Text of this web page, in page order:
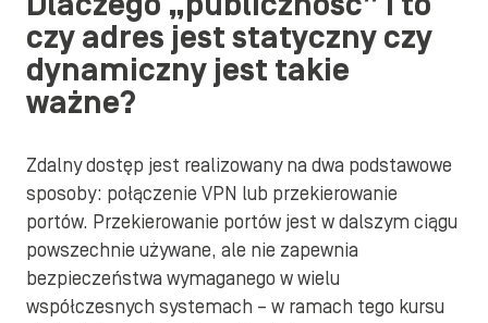
czy adres jest statyczny czy
dynamiczny jest takie
ważne?
Zdalny dostęp jest realizowany na dwa podstawowe
sposoby: połączenie VPN lub przekierowanie
portów. Przekierowanie portów jest w dalszym ciągu
powszechnie używane, ale nie zapewnia
bezpieczeństwa wymaganego w wielu
współczesnych systemach – w ramach tego kursu